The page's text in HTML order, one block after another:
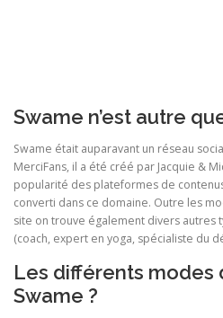
Swame n’est autre
Swame était auparavant un réseau
MerciFans, il a été créé par Jacquie &
popularité des plateformes de
converti dans ce domaine. Outre les
site on trouve également divers autres
(coach, expert en yoga, spécialiste du
Les différents modes
Swame ?